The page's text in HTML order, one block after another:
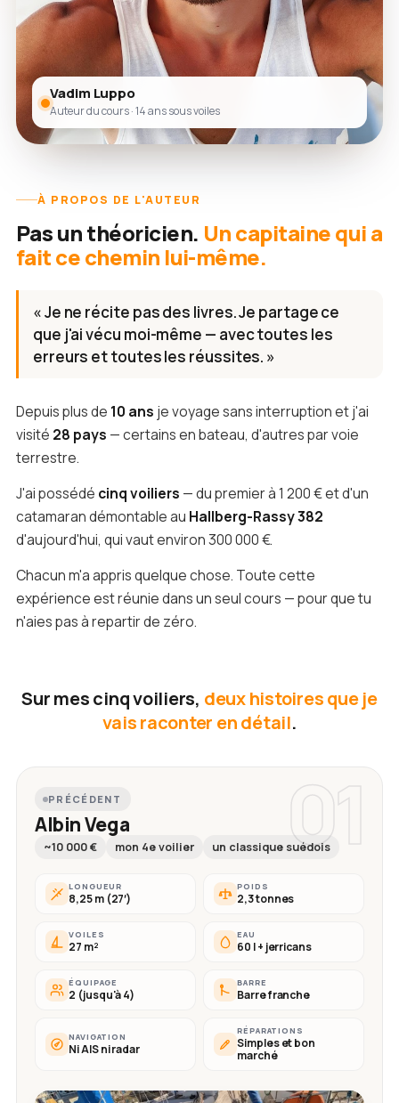
Vadim Luppo
Auteur du cours · 14 ans sous voiles
À PROPOS DE L'AUTEUR
Pas un théoricien. Un capitaine qui a
fait ce chemin lui-même.
« Je ne récite pas des livres. Je partage ce
que j'ai vécu moi-même — avec toutes les
erreurs et toutes les réussites. »
Depuis plus de 10 ans je voyage sans interruption et j'ai
visité 28 pays — certains en bateau, d'autres par voie
terrestre.
J'ai possédé cinq voiliers — du premier à 1 200 € et d'un
catamaran démontable au Hallberg-Rassy 382
d'aujourd'hui, qui vaut environ 300 000 €.
Chacun m'a appris quelque chose. Toute cette
expérience est réunie dans un seul cours — pour que tu
n'aies pas à repartir de zéro.
Sur mes cinq voiliers, deux histoires que je
vais raconter en détail.
01
PRÉCÉDENT
Albin Vega
~10 000 € mon 4e voilier un classique suédois
LONGUEUR
8,25 m (27′)
POIDS
2,3 tonnes
VOILES
27 m²
EAU
60 l + jerricans
ÉQUIPAGE
2 (jusqu'à 4)
BARRE
Barre franche
NAVIGATION
Ni AIS ni radar
RÉPARATIONS
Simples et bon
marché